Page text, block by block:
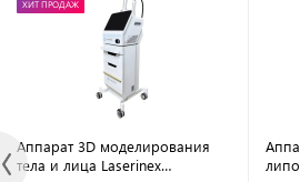
ХИТ ПРОДАЖ
Аппарат 3D моделирования
тела и лица Laserinex